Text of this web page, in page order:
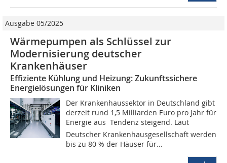
Ausgabe 05/2025
Wärmepumpen als Schlüssel zur
Modernisierung deutscher
Krankenhäuser
Effiziente Kühlung und Heizung: Zukunftssichere
Energielösungen für Kliniken
Der Krankenhaussektor in Deutschland gibt
derzeit rund 1,5 Milliarden Euro pro Jahr für
Energie aus  Tendenz steigend. Laut
Deutscher Krankenhausgesellschaft werden
bis zu 80 % der Häuser für...